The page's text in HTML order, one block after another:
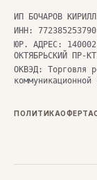
ИП БОЧАРОВ
ИНН:
ЮР. АДРЕС:
ОКТЯБРЬСКИЙ
ОКВЭД: Торговля
ПОЛИТИКАОФЕРТА